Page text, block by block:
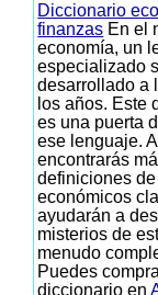
Diccionario
finanzas En el
economía, un
especializado
desarrollado a
los años. Este
es una puerta
ese lenguaje.
encontrarás
definiciones
económicos
ayudarán a
misterios de
menudo
Puedes
diccionario en